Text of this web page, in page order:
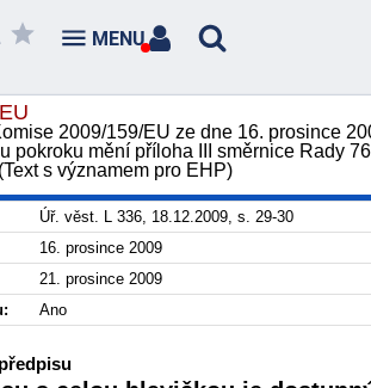
2009/159/EU ze dne 16. prosince
pokroku mění příloha III směrnice Rady
s významem pro EHP)
Úř. věst. L 336, 18.12.2009, s. 29-30
16. prosince 2009
21. prosince 2009
Ano
MENU